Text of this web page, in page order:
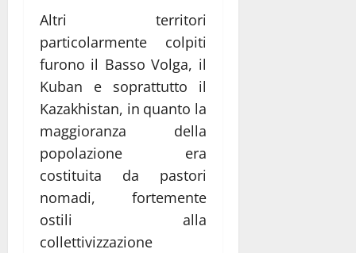
Altri territori
particolarmente colpiti
furono il Basso Volga, il
Kuban e soprattutto il
Kazakhistan, in quanto la
maggioranza della
popolazione era
costituita da pastori
nomadi, fortemente
ostili alla
collettivizzazione